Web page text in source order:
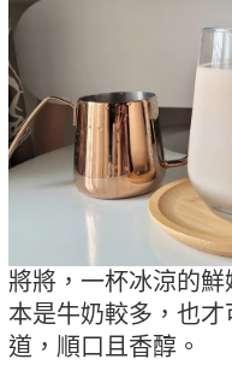
將將，一杯冰涼的
本是牛奶較多，也
道，順口且香醇。